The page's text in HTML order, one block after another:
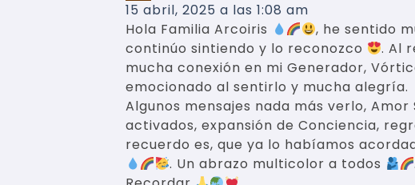
15 abril, 2025 a las 1:08 am
Hola Familia Arcoiris
, he sentido
continúo sintiendo y lo reconozco
. Al
mucha conexión en mi Generador,
emocionado al sentirlo y mucha alegría.
Algunos mensajes nada más verlo,
activados, expansión de Conciencia,
recuerdo es, que ya lo habíamos
. Un abrazo multicolor a todos